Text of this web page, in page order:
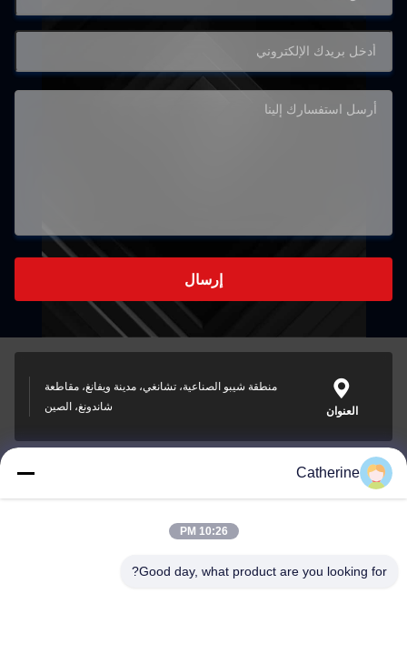
إرسال
العنوان
منطقة شيبو الصناعية، تشانغي، مدينة ويفانغ، مقاطعة
شاندونغ، الصين
padraic@huayumachine.cn
Catherine
10:26 PM
Good day, what product are you looking for?